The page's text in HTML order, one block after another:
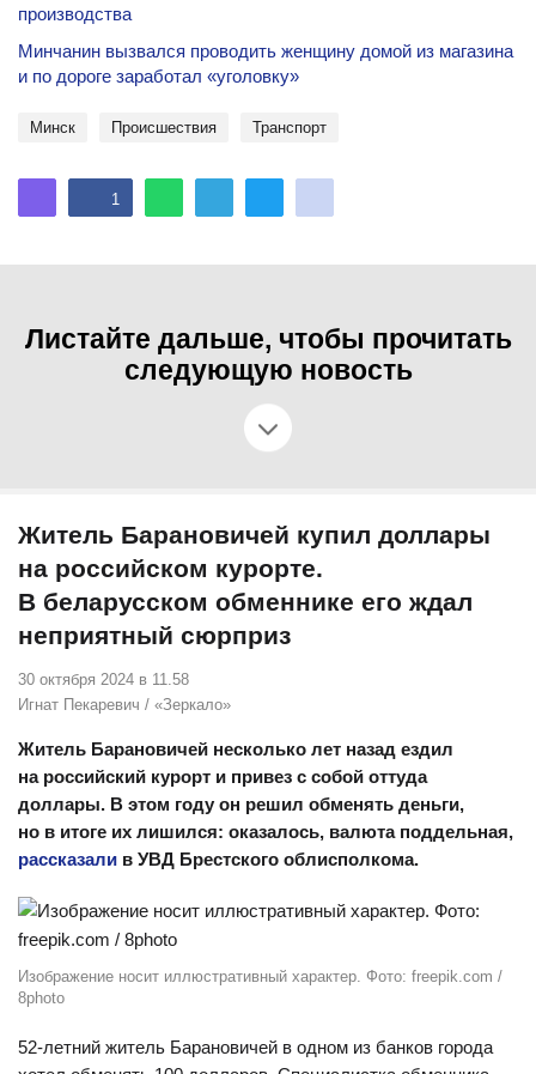
производства
Минчанин вызвался проводить женщину домой из магазина
и по дороге заработал «уголовку»
Минск происшествия Транспорт
1
Листайте дальше, чтобы прочитать
следующую новость